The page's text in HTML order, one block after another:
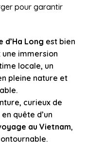
pour garantir
d’Ha Long est bien
une immersion
locale, un
pleine nature et
curieux de
quête d’un
au Vietnam,